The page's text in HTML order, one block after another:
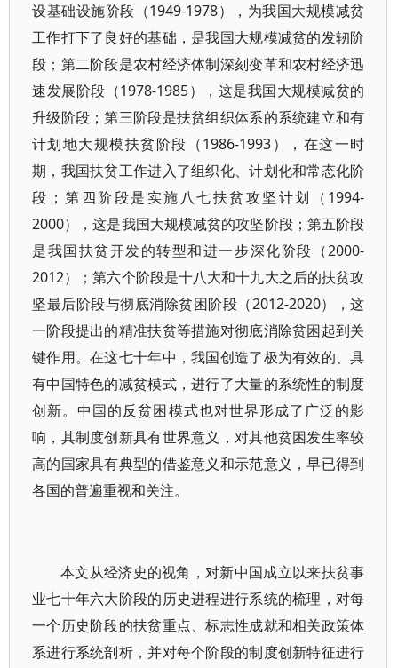
设基础设施阶段（1949-1978），为我国大规模减贫
工作打下了良好的基础，是我国大规模减贫的发轫阶
段；第二阶段是农村经济体制深刻变革和农村经济迅
速发展阶段（1978-1985），这是我国大规模减贫的
升级阶段；第三阶段是扶贫组织体系的系统建立和有
计划地大规模扶贫阶段（1986-1993），在这一时
期，我国扶贫工作进入了组织化、计划化和常态化阶
段；第四阶段是实施八七扶贫攻坚计划（1994-
2000），这是我国大规模减贫的攻坚阶段；第五阶段
是我国扶贫开发的转型和进一步深化阶段（2000-
2012）；第六个阶段是十八大和十九大之后的扶贫攻
坚最后阶段与彻底消除贫困阶段（2012-2020），这
一阶段提出的精准扶贫等措施对彻底消除贫困起到关
键作用。在这七十年中，我国创造了极为有效的、具
有中国特色的减贫模式，进行了大量的系统性的制度
创新。中国的反贫困模式也对世界形成了广泛的影
响，其制度创新具有世界意义，对其他贫困发生率较
高的国家具有典型的借鉴意义和示范意义，早已得到
各国的普遍重视和关注。
本文从经济史的视角，对新中国成立以来扶贫事
业七十年六大阶段的历史进程进行系统的梳理，对每
一个历史阶段的扶贫重点、标志性成就和相关政策体
系进行系统剖析，并对每个阶段的制度创新特征进行